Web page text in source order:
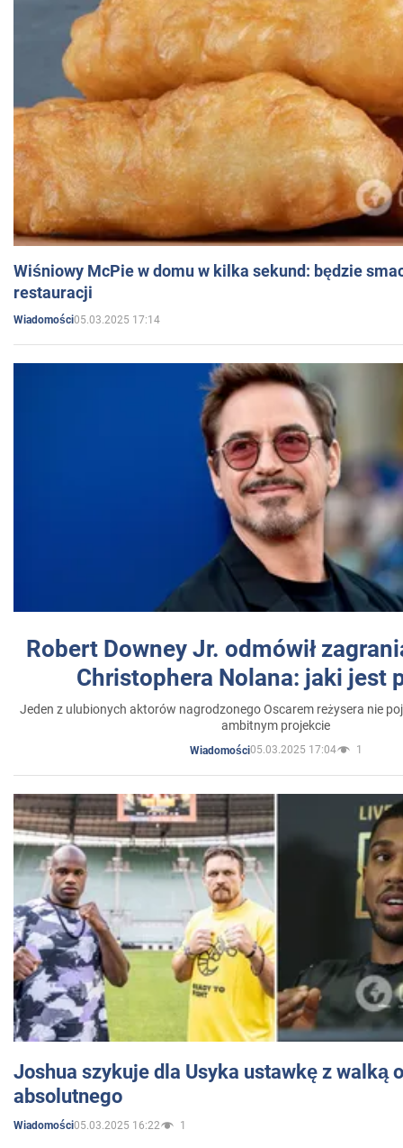
Wiśniowy McPie w domu w kilka sekund: będzie
restauracji
Wiadomości05.03.2025 17:14
Robert Downey Jr. odmówił
Christophera Nolana: jaki jest
Jeden z ulubionych aktorów nagrodzonego Oscarem reżysera nie
ambitnym projekcie
Wiadomości05.03.2025 17:04 1
Joshua szykuje dla Usyka ustawkę z walką
absolutnego
Wiadomości05.03.2025 16:22 1